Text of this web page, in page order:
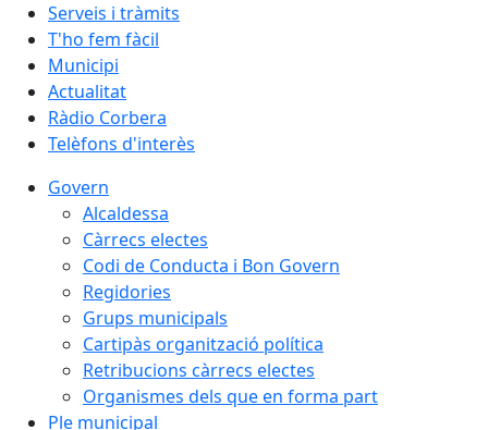
Serveis i tràmits
T'ho fem fàcil
Municipi
Actualitat
Ràdio Corbera
Telèfons d'interès
Govern
Alcaldessa
Càrrecs electes
Codi de Conducta i Bon Govern
Regidories
Grups municipals
Cartipàs organització política
Retribucions càrrecs electes
Organismes dels que en forma part
Ple municipal